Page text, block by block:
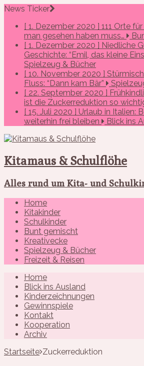
News Ticker
[ 1. Dezember 2020 ] 111 Orte
man gesehen haben muss…
[ 1. Dezember 2020 ] Niedliche
Geschichte: “Emil, das kleine
Spielzeug & Bücher
[ 10. November 2020 ]
Fluss: “Dann kam Bär”
[ 22. September 2020 ]
ist die Zuckerreduktion so
[ 15. Juli 2020 ] Urlaub in Italien:
weiterhin frei bleiben
Blick ins
Kitamaus & Schulflöhe
Alles rund um Kita- und
Home
Kitakinder
Schulkinder
Bunt gemischt
Kreativecke
Spielzeug & Bücher
Freizeit & Reisen
Home
Blick ins Ausland
Kinderzeichnungen
Gewinnspiele
Kontakt
Kooperation
Archiv
Startseite Zuckerreduktion